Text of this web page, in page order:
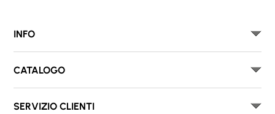
INFO
CATALOGO
SERVIZIO CLIENTI